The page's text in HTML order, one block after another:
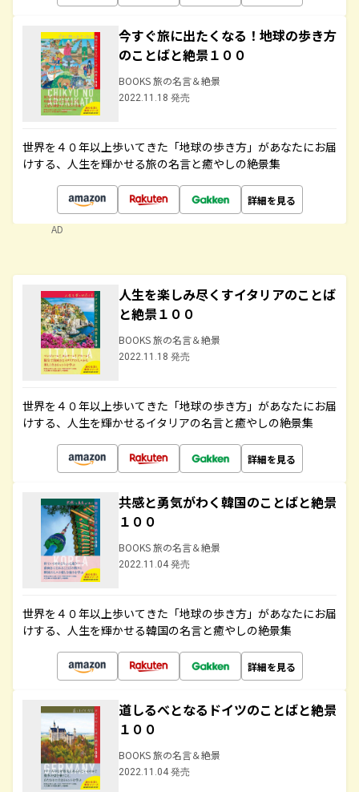
今すぐ旅に出たくなる！地球の歩き方
のことばと絶景１００
BOOKS 旅の名言＆絶景
2022.11.18 発売
世界を４０年以上歩いてきた「地球の歩き方」があなたにお届
けする、人生を輝かせる旅の名言と癒やしの絶景集
詳細を見る
AD
人生を楽しみ尽くすイタリアのことば
と絶景１００
BOOKS 旅の名言＆絶景
2022.11.18 発売
世界を４０年以上歩いてきた「地球の歩き方」があなたにお届
けする、人生を輝かせるイタリアの名言と癒やしの絶景集
詳細を見る
共感と勇気がわく韓国のことばと絶景
１００
BOOKS 旅の名言＆絶景
2022.11.04 発売
世界を４０年以上歩いてきた「地球の歩き方」があなたにお届
けする、人生を輝かせる韓国の名言と癒やしの絶景集
詳細を見る
道しるべとなるドイツのことばと絶景
１００
BOOKS 旅の名言＆絶景
2022.11.04 発売